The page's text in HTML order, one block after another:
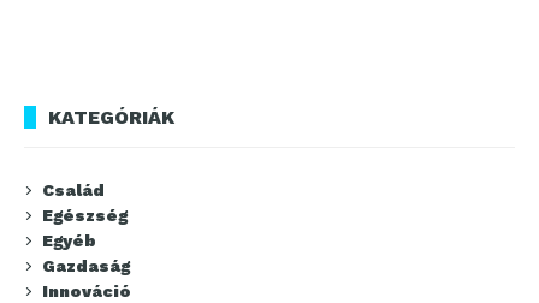
KATEGÓRIÁK
Család
Egészség
Egyéb
Gazdaság
Innováció